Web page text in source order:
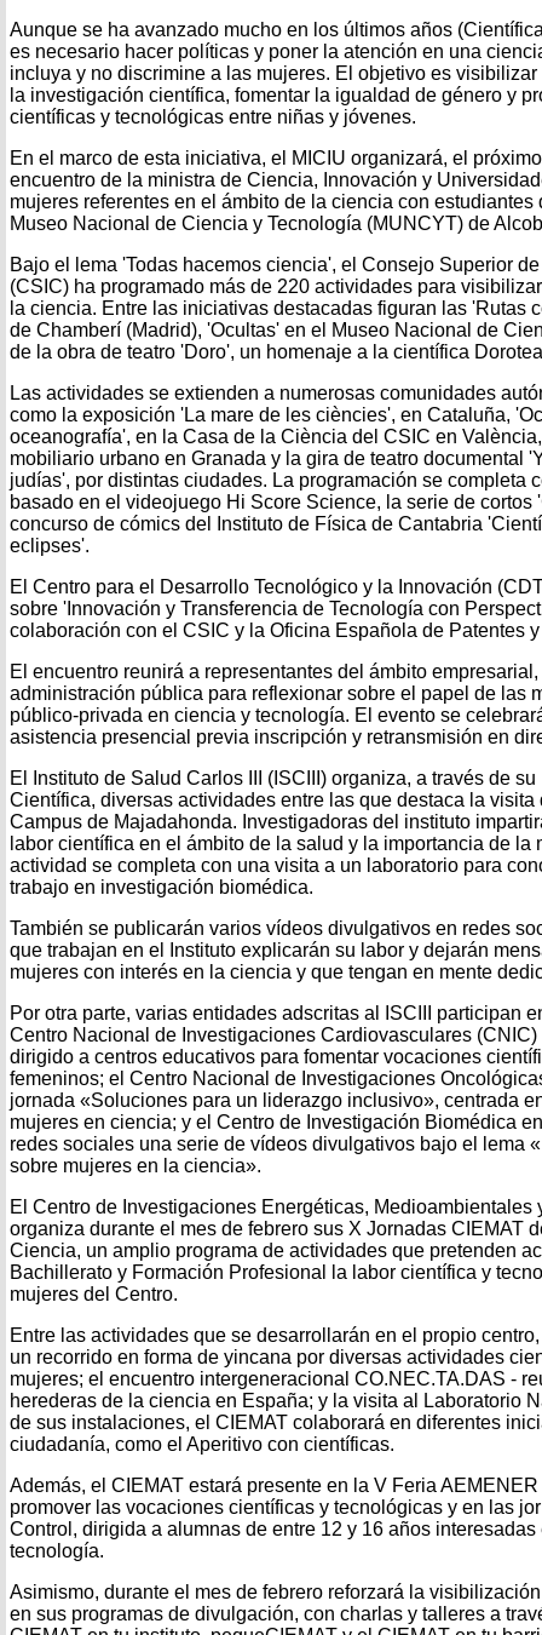
Aunque se ha avanzado mucho en los últimos años
es necesario hacer políticas y poner la atención en una
incluya y no discrimine a las mujeres. El objetivo es
la investigación científica, fomentar la igualdad de género y
científicas y tecnológicas entre niñas y jóvenes.
En el marco de esta iniciativa, el MICIU organizará, el
encuentro de la ministra de Ciencia, Innovación y
mujeres referentes en el ámbito de la ciencia con estudiantes
Museo Nacional de Ciencia y Tecnología (MUNCYT) de
Bajo el lema 'Todas hacemos ciencia', el Consejo Superior
(CSIC) ha programado más de 220 actividades para
la ciencia. Entre las iniciativas destacadas figuran las 'Rutas
de Chamberí (Madrid), 'Ocultas' en el Museo Nacional de
de la obra de teatro 'Doro', un homenaje a la científica
Las actividades se extienden a numerosas comunidades
como la exposición 'La mare de les ciències', en Cataluña,
oceanografía', en la Casa de la Ciència del CSIC en
mobiliario urbano en Granada y la gira de teatro documental
judías', por distintas ciudades. La programación se completa
basado en el videojuego Hi Score Science, la serie de cortos
concurso de cómics del Instituto de Física de Cantabria
eclipses'.
El Centro para el Desarrollo Tecnológico y la Innovación
sobre 'Innovación y Transferencia de Tecnología con
colaboración con el CSIC y la Oficina Española de Patentes
El encuentro reunirá a representantes del ámbito
administración pública para reflexionar sobre el papel de las
público-privada en ciencia y tecnología. El evento se
asistencia presencial previa inscripción y retransmisión en
El Instituto de Salud Carlos III (ISCIII) organiza, a través de
Científica, diversas actividades entre las que destaca la
Campus de Majadahonda. Investigadoras del instituto
labor científica en el ámbito de la salud y la importancia de la
actividad se completa con una visita a un laboratorio para
trabajo en investigación biomédica.
También se publicarán varios vídeos divulgativos en redes
que trabajan en el Instituto explicarán su labor y dejarán
mujeres con interés en la ciencia y que tengan en mente
Por otra parte, varias entidades adscritas al ISCIII participan
Centro Nacional de Investigaciones Cardiovasculares
dirigido a centros educativos para fomentar vocaciones
femeninos; el Centro Nacional de Investigaciones
jornada «Soluciones para un liderazgo inclusivo», centrada
mujeres en ciencia; y el Centro de Investigación Biomédica
redes sociales una serie de vídeos divulgativos bajo el lema
sobre mujeres en la ciencia».
El Centro de Investigaciones Energéticas, Medioambientales
organiza durante el mes de febrero sus X Jornadas CIEMAT
Ciencia, un amplio programa de actividades que pretenden
Bachillerato y Formación Profesional la labor científica y
mujeres del Centro.
Entre las actividades que se desarrollarán en el propio
un recorrido en forma de yincana por diversas actividades
mujeres; el encuentro intergeneracional CO.NEC.TA.DAS -
herederas de la ciencia en España; y la visita al Laboratorio
de sus instalaciones, el CIEMAT colaborará en diferentes
ciudadanía, como el Aperitivo con científicas.
Además, el CIEMAT estará presente en la V Feria
promover las vocaciones científicas y tecnológicas y en las
Control, dirigida a alumnas de entre 12 y 16 años
tecnología.
Asimismo, durante el mes de febrero reforzará la
en sus programas de divulgación, con charlas y talleres a